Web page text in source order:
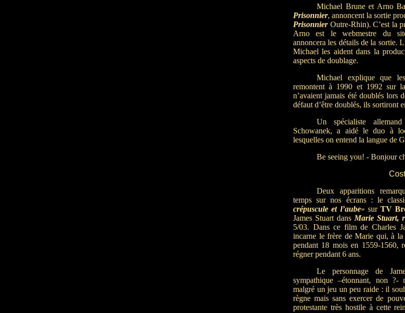
Michael Brune et Arno
Prisonnier, annoncent la sortie
PrisonnierOutre-Rhin). C’est la
Arno est le webmestre du
annoncera les détails de la sortie.
Michael les aident dans la
aspects de doublage.
Michael explique que
remontent à 1990 et 1992 sur
n’avaient jamais été doublés
défaut d’être doublés, ils sortiront
Un spécialiste
Schowanek, a aidé le duo à
lesquelles on entend la langue de
Be seeing you! - Bonjour
Deux apparitions
temps sur nos écrans : le
crépuscule et l’aube» surTV
James Stuart dans Marie Stuart,
5/03. Dans ce film de Charles
incarne le frère de Marie qui, à
pendant 18 mois en 1559-1560,
régner pendant 6 ans.
Le personnage de
sympathique –étonnant, non ?-
malgré un jeu un peu raide : il
règne mais sans exercer de
protestante très hostile à cette